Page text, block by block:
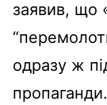
заявив, що
одразу ж